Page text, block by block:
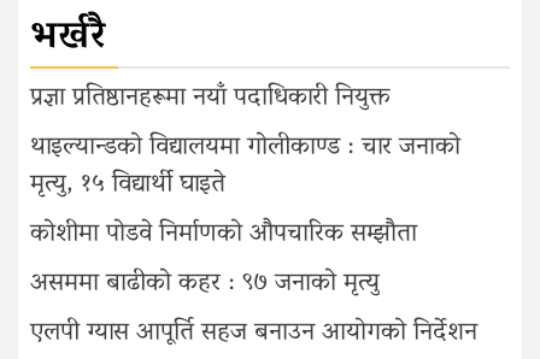
भर्खरै
प्रज्ञा प्रतिष्ठानहरूमा नयाँ पदाधिकारी नियुक्त
थाइल्यान्डको विद्यालयमा गोलीकाण्ड : चार जनाको
मृत्यु, १५ विद्यार्थी घाइते
कोशीमा पोडवे निर्माणको औपचारिक सम्झौता
असममा बाढीको कहर : ९७ जनाको मृत्यु
एलपी ग्यास आपूर्ति सहज बनाउन आयोगको निर्देशन